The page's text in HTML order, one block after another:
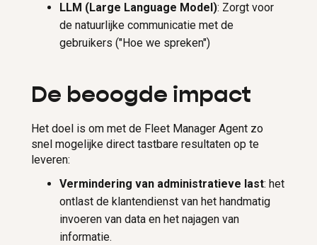
LLM (Large Language Model): Zorgt voor
de natuurlijke communicatie met de
gebruikers ("Hoe we spreken")
De beoogde impact
Het doel is om met de Fleet Manager Agent zo
snel mogelijke direct tastbare resultaten op te
leveren:
Vermindering van administratieve last: het
ontlast de klantendienst van het handmatig
invoeren van data en het najagen van
informatie.